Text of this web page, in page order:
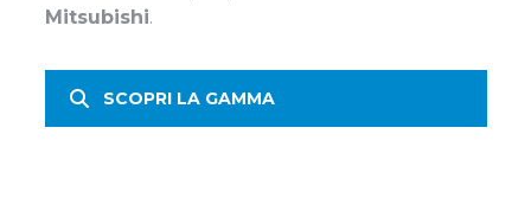
Mitsubishi.
SCOPRI LA GAMMA